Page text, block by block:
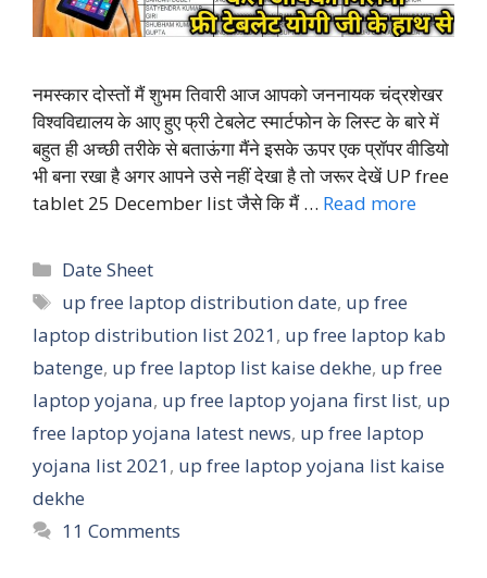
नमस्कार दोस्तों मैं शुभम तिवारी आज आपको जननायक चंद्रशेखर
विश्वविद्यालय के आए हुए फ्री टेबलेट स्मार्टफोन के लिस्ट के बारे में
बहुत ही अच्छी तरीके से बताऊंगा मैंने इसके ऊपर एक प्रॉपर वीडियो
भी बना रखा है अगर आपने उसे नहीं देखा है तो जरूर देखें UP free
tablet 25 December list जैसे कि मैं … Read more
Categories
Date Sheet
Tags
up free laptop distribution date, up free
laptop distribution list 2021, up free laptop kab
batenge, up free laptop list kaise dekhe, up free
laptop yojana, up free laptop yojana first list, up
free laptop yojana latest news, up free laptop
yojana list 2021, up free laptop yojana list kaise
dekhe
11 Comments